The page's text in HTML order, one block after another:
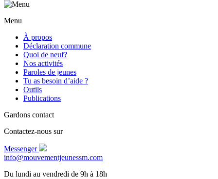
Menu
À propos
Déclaration commune
Quoi de neuf?
Nos activités
Paroles de jeunes
Tu as besoin d’aide ?
Outils
Publications
Gardons contact
Contactez-nous sur
Messenger
info@mouvementjeunessm.com
Du lundi au vendredi de 9h à 18h